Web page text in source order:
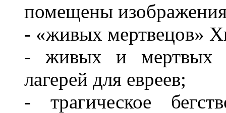
помещены
- «живых мертвецов»
- живых и мертвых
лагерей для евреев;
- трагическое